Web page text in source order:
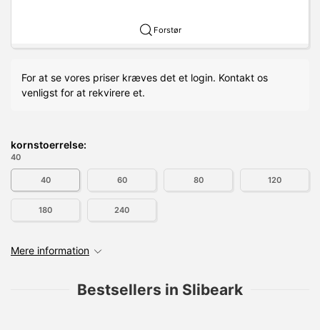
Forstør
For at se vores priser kræves det et login. Kontakt os
venligst for at rekvirere et.
kornstoerrelse:
40
40 60 80 120
180 240
Mere information
Bestsellers in Slibeark